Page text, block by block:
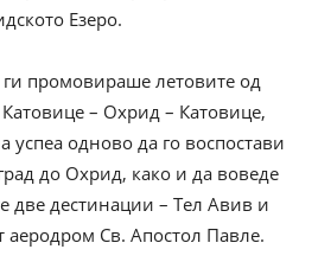
Езеро.
промовираше летовите од
– Охрид – Катовице,
успеа одново да го воспостави
до Охрид, како и да воведе
две дестинации – Тел Авив и
аеродром Св. Апостол Павле.